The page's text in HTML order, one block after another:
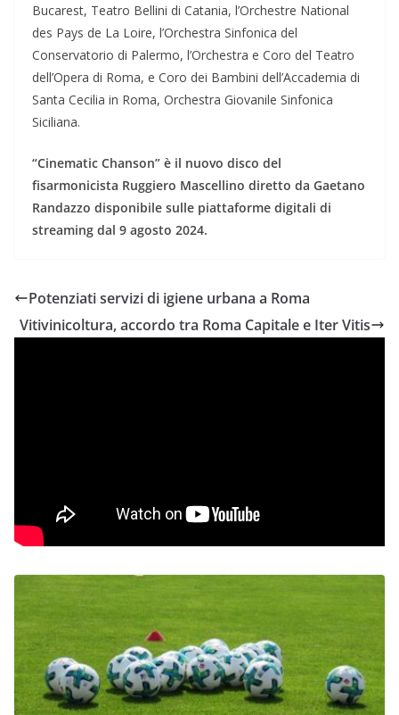
Bucarest, Teatro Bellini di Catania, l’Orchestre National
des Pays de La Loire, l’Orchestra Sinfonica del
Conservatorio di Palermo, l’Orchestra e Coro del Teatro
dell’Opera di Roma, e Coro dei Bambini dell’Accademia di
Santa Cecilia in Roma, Orchestra Giovanile Sinfonica
Siciliana.
“Cinematic Chanson” è il nuovo disco del
fisarmonicista Ruggiero Mascellino diretto da Gaetano
Randazzo disponibile sulle piattaforme digitali di
streaming dal 9 agosto 2024.
Potenziati servizi di igiene urbana a Roma
Vitivinicoltura, accordo tra Roma Capitale e Iter Vitis